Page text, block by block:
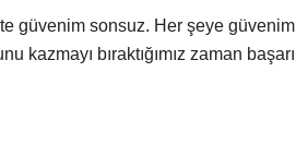
güvenim sonsuz. Her şeye güvenim
bıraktığımız zaman başarı